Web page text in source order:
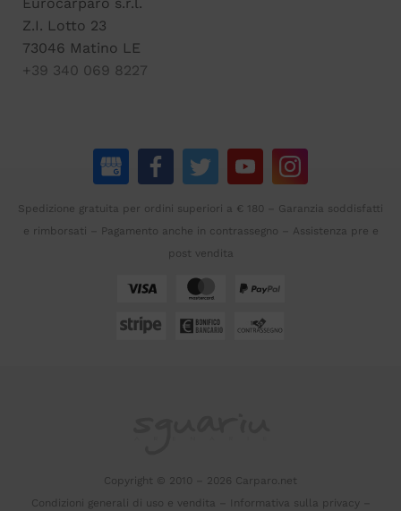
Z.I. Lotto 23
73046 Matino LE
+39 340 069 8227
Spedizione gratuita per ordini superiori a € 180 – Garanzia soddisfatti
e rimborsati – Pagamento anche in contrassegno – Assistenza pre e
post vendita
Copyright © 2010 – 2026 Carparo.net
Condizioni generali di uso e vendita
Informativa sulla privacy–